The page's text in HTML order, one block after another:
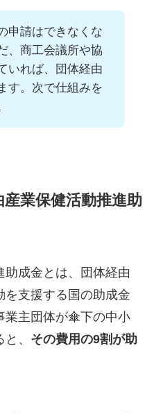
申請はできなくな
、商工会議所や協
いれば、団体経由
す。次で仕組みを
業保健活動推進助
助成金とは、団体経由
を支援する国の助成金
業主団体が傘下の中小
、 その費用の9割が助